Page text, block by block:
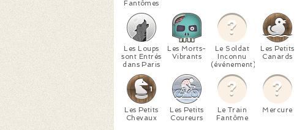
Fantômes
Les Loups
sont Entrés
dans Paris
Les Morts-
Vibrants
Le Soldat
Inconnu
(événement)
Les Petits
Canards
Les Petits
Chevaux
Les Petits
Coureurs
Le Train
Fantôme
Mercure